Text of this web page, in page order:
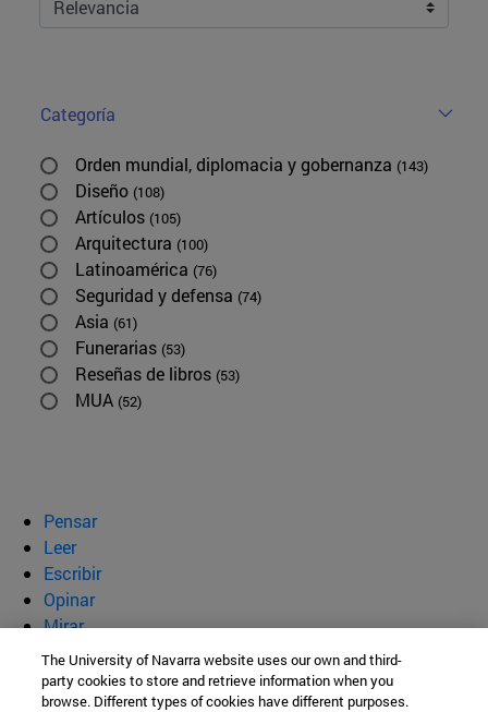
Categoría
Orden mundial, diplomacia y gobernanza (143)
Diseño (108)
Artículos (105)
Arquitectura (100)
Latinoamérica (76)
Seguridad y defensa (74)
Asia (61)
Funerarias (53)
Reseñas de libros (53)
MUA (52)
Pensar
Leer
Escribir
Opinar
Mirar
Quiénes somos
BeBrave
The University of Navarra website uses our own and third-
party cookies to store and retrieve information when you
browse. Different types of cookies have different purposes.